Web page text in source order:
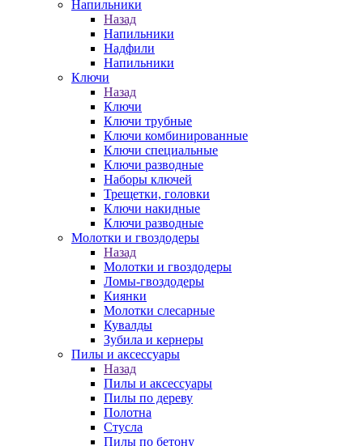
Напильники
Назад
Напильники
Надфили
Напильники
Ключи
Назад
Ключи
Ключи трубные
Ключи комбинированные
Ключи специальные
Ключи разводные
Наборы ключей
Трещетки, головки
Ключи накидные
Ключи разводные
Молотки и гвоздодеры
Назад
Молотки и гвоздодеры
Ломы-гвоздодеры
Киянки
Молотки слесарные
Кувалды
Зубила и кернеры
Пилы и аксессуары
Назад
Пилы и аксессуары
Пилы по дереву
Полотна
Стусла
Пилы по бетону